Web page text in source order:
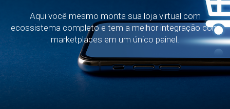
Aqui você mesmo monta sua loja virtual com
ecossistema completo e tem a melhor integração com
marketplaces em um único painel.